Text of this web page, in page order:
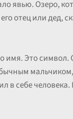
явью. Озеро,
отец или дед,
Это символ.
себе